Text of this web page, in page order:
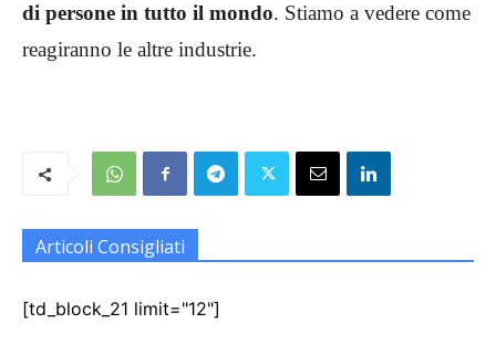
di persone in tutto il mondo. Stiamo a vedere come
reagiranno le altre industrie.
Articoli Consigliati
[td_block_21 limit="12"]